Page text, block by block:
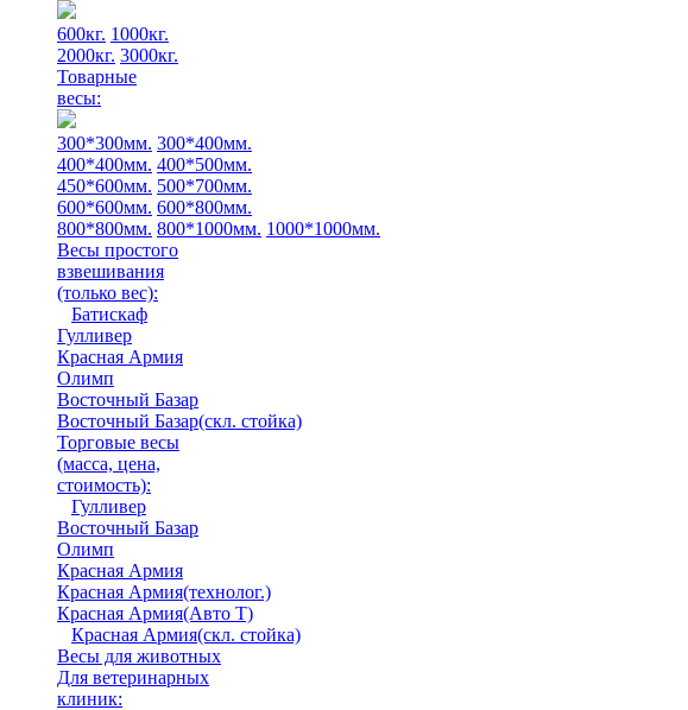
600кг. 1000кг.
2000кг. 3000кг.
Товарные
весы:
300*300мм. 300*400мм.
400*400мм. 400*500мм.
450*600мм. 500*700мм.
600*600мм. 600*800мм.
800*800мм. 800*1000мм. 1000*1000мм.
Весы простого
взвешивания
(только вес):
Батискаф
Гулливер
Красная Армия
Олимп
Восточный Базар
Восточный Базар(скл. стойка)
Торговые весы
(масса, цена,
стоимость):
Гулливер
Восточный Базар
Олимп
Красная Армия
Красная Армия(технолог.)
Красная Армия(Авто Т)
Красная Армия(скл. стойка)
Весы для животных
Для ветеринарных
клиник: